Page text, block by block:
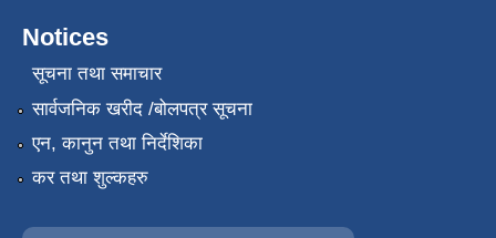
Notices
सूचना तथा समाचार
सार्वजनिक खरीद /बोलपत्र सूचना
एन, कानुन तथा निर्देशिका
कर तथा शुल्कहरु